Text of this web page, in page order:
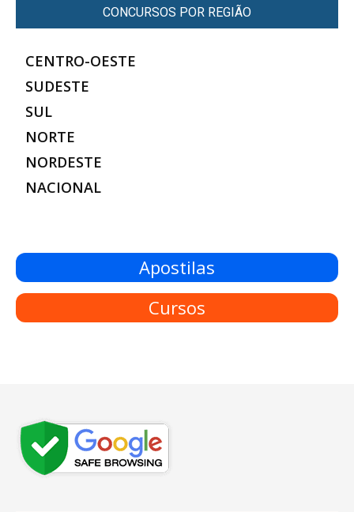
CONCURSOS POR REGIÃO
CENTRO-OESTE
SUDESTE
SUL
NORTE
NORDESTE
NACIONAL
Apostilas
Cursos